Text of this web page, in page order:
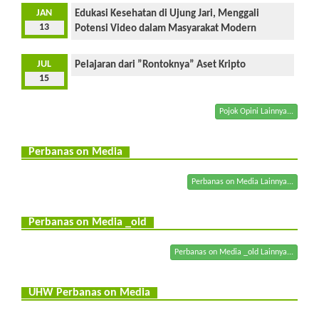
JAN
13
Edukasi Kesehatan di Ujung Jari, Menggali
Potensi Video dalam Masyarakat Modern
JUL
15
Pelajaran dari ”Rontoknya” Aset Kripto
Pojok Opini Lainnya...
Perbanas on Media
Perbanas on Media Lainnya...
Perbanas on Media _old
Perbanas on Media _old Lainnya...
UHW Perbanas on Media